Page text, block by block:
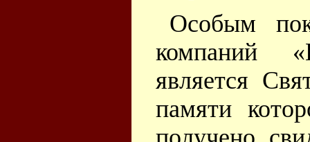
Особым
компаний
является
памяти